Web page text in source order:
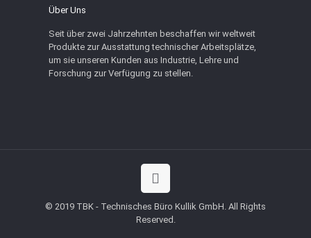
Über Uns
Seit über zwei Jahrzehnten beschaffen wir weltweit
Produkte zur Ausstattung technischer Arbeitsplätze,
um sie unseren Kunden aus Industrie, Lehre und
Forschung zur Verfügung zu stellen.
© 2019 TBK - Technisches Büro Kullik GmbH. All Rights
Reserved.